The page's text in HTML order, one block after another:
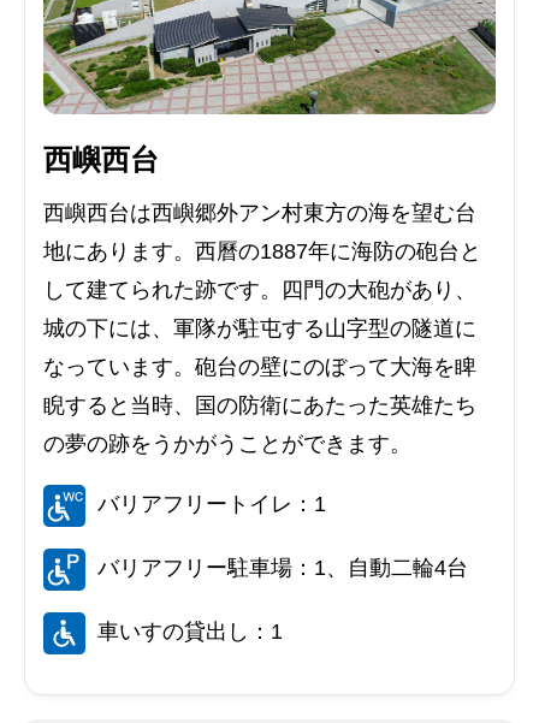
西嶼西台
西嶼西台は西嶼郷外アン村東方の海を望む台
地にあります。西曆の1887年に海防の砲台と
して建てられた跡です。四門の大砲があり、
城の下には、軍隊が駐屯する山字型の隧道に
なっています。砲台の壁にのぼって大海を睥
睨すると当時、国の防衛にあたった英雄たち
の夢の跡をうかがうことができます。
バリアフリートイレ：1
バリアフリー駐車場：1、自動二輪4台
車いすの貸出し：1